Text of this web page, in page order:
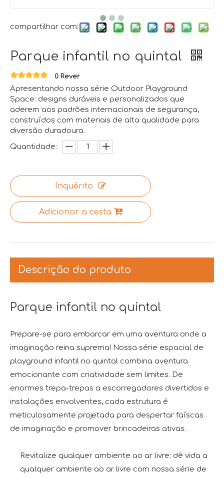
compartilhar com:
Parque infantil no quintal
0 Rever
Apresentando nossa série Outdoor Playground
Space: designs duráveis ​​e personalizados que
aderem aos padrões internacionais de segurança,
construídos com materiais de alta qualidade para
diversão duradoura.
Quantidade:
Inquérito
Adicionar a cesta
Descrição do produto
Parque infantil no quintal
Prepare-se para embarcar em uma aventura onde a
imaginação reina suprema! Nossa série espacial de
playground infantil no quintal combina aventura
emocionante com criatividade sem limites. De
enormes trepa-trepas a escorregadores divertidos e
instalações envolventes, cada estrutura é
meticulosamente projetada para despertar faíscas
de imaginação e promover brincadeiras ativas.
Revitalize qualquer ambiente ao ar livre: dê vida a
qualquer ambiente ao ar livre com nossa série de